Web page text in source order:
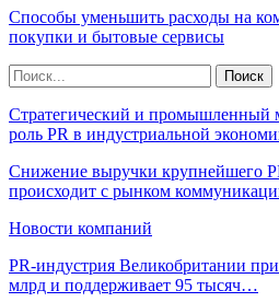
Способы уменьшить расходы на
покупки и бытовые сервисы
Стратегический и промышленный
роль PR в индустриальной
Снижение выручки крупнейшего
происходит с рынком
Новости компаний
PR-индустрия Великобритании
млрд и поддерживает 95 тысяч…